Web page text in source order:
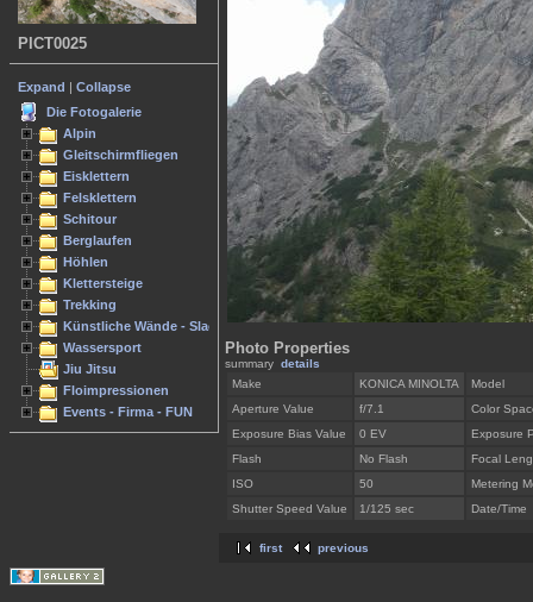
PICT0025
Expand
Collapse
Die Fotogalerie
Alpin
Gleitschirmfliegen
Eisklettern
Felsklettern
Schitour
Berglaufen
Höhlen
Klettersteige
Trekking
Künstliche Wände - Slacken
Wassersport
Jiu Jitsu
Floimpressionen
Events - Firma - FUN
Photo Properties
summary details
Make
KONICA MINOLTA
Model
Aperture Value
f/7.1
Color
Exposure Bias Value
0 EV
Exposure
Flash
No Flash
Focal
ISO
50
Metering
Shutter Speed Value
1/125 sec Date/Time
first previous